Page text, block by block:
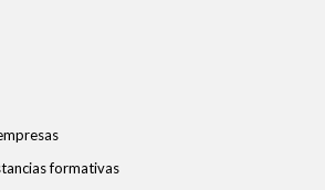
formativas